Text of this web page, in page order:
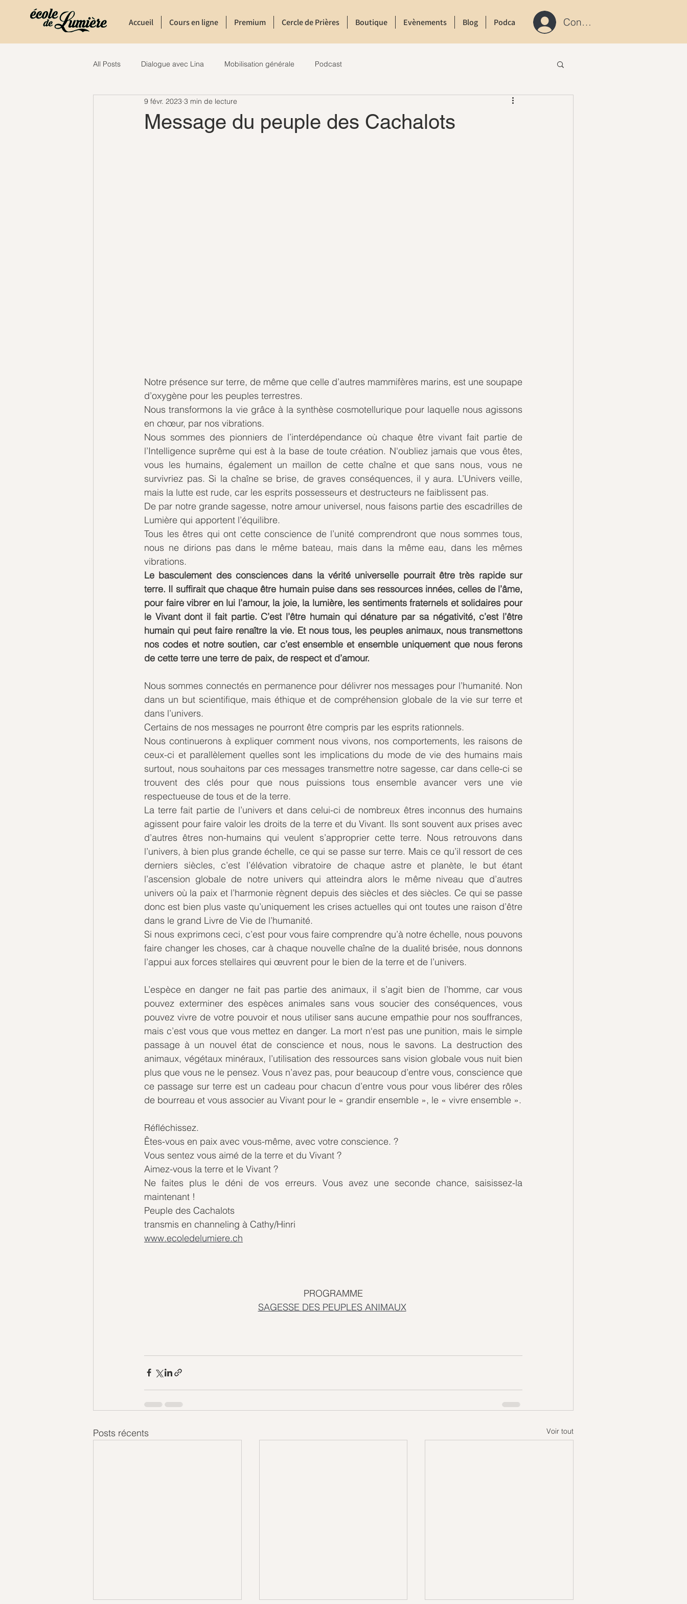
Accueil Cours en ligne Premium Cercle de Prières Boutique Evènements Blog Podcast ContactConnexion / S'inscrire
All Posts Dialogue avec Lina Mobilisation générale Podcast
Message du peuple des Cachalots
9 févr. 2023 3 min de lecture
Notre présence sur terre, de même que celle d’autres mammifères marins, est une soupape
d’oxygène pour les peuples terrestres.
Nous transformons la vie grâce à la synthèse cosmotellurique pour laquelle nous agissons
en chœur, par nos vibrations.
Nous sommes des pionniers de l’interdépendance où chaque être vivant fait partie de
l’Intelligence suprême qui est à la base de toute création. N'oubliez jamais que vous êtes,
vous les humains, également un maillon de cette chaîne et que sans nous, vous ne
survivriez pas. Si la chaîne se brise, de graves conséquences, il y aura. L’Univers veille,
mais la lutte est rude, car les esprits possesseurs et destructeurs ne faiblissent pas.
De par notre grande sagesse, notre amour universel, nous faisons partie des escadrilles de
Lumière qui apportent l’équilibre.
Tous les êtres qui ont cette conscience de l’unité comprendront que nous sommes tous,
nous ne dirions pas dans le même bateau, mais dans la même eau, dans les mêmes
vibrations.
Le basculement des consciences dans la vérité universelle pourrait être très rapide sur
terre. Il suffirait que chaque être humain puise dans ses ressources innées, celles de l’âme,
pour faire vibrer en lui l’amour, la joie, la lumière, les sentiments fraternels et solidaires pour
le Vivant dont il fait partie. C’est l’être humain qui dénature par sa négativité, c’est l’être
humain qui peut faire renaître la vie. Et nous tous, les peuples animaux, nous transmettons
nos codes et notre soutien, car c’est ensemble et ensemble uniquement que nous ferons
de cette terre une terre de paix, de respect et d’amour.
Nous sommes connectés en permanence pour délivrer nos messages pour l’humanité. Non
dans un but scientifique, mais éthique et de compréhension globale de la vie sur terre et
dans l’univers.
Certains de nos messages ne pourront être compris par les esprits rationnels.
Nous continuerons à expliquer comment nous vivons, nos comportements, les raisons de
ceux-ci et parallèlement quelles sont les implications du mode de vie des humains mais
surtout, nous souhaitons par ces messages transmettre notre sagesse, car dans celle-ci se
trouvent des clés pour que nous puissions tous ensemble avancer vers une vie
respectueuse de tous et de la terre.
La terre fait partie de l’univers et dans celui-ci de nombreux êtres inconnus des humains
agissent pour faire valoir les droits de la terre et du Vivant. Ils sont souvent aux prises avec
d’autres êtres non-humains qui veulent s’approprier cette terre. Nous retrouvons dans
l’univers, à bien plus grande échelle, ce qui se passe sur terre. Mais ce qu’il ressort de ces
derniers siècles, c’est l’élévation vibratoire de chaque astre et planète, le but étant
l’ascension globale de notre univers qui atteindra alors le même niveau que d’autres
univers où la paix et l’harmonie règnent depuis des siècles et des siècles. Ce qui se passe
donc est bien plus vaste qu’uniquement les crises actuelles qui ont toutes une raison d’être
dans le grand Livre de Vie de l’humanité.
Si nous exprimons ceci, c’est pour vous faire comprendre qu’à notre échelle, nous pouvons
faire changer les choses, car à chaque nouvelle chaîne de la dualité brisée, nous donnons
l’appui aux forces stellaires qui œuvrent pour le bien de la terre et de l’univers.
L’espèce en danger ne fait pas partie des animaux, il s’agit bien de l’homme, car vous
pouvez exterminer des espèces animales sans vous soucier des conséquences, vous
pouvez vivre de votre pouvoir et nous utiliser sans aucune empathie pour nos souffrances,
mais c’est vous que vous mettez en danger. La mort n‘est pas une punition, mais le simple
passage à un nouvel état de conscience et nous, nous le savons. La destruction des
animaux, végétaux minéraux, l’utilisation des ressources sans vision globale vous nuit bien
plus que vous ne le pensez. Vous n’avez pas, pour beaucoup d’entre vous, conscience que
ce passage sur terre est un cadeau pour chacun d’entre vous pour vous libérer des rôles
Réfléchissez.
Êtes-vous en paix avec vous-même, avec votre conscience. ?
Vous sentez vous aimé de la terre et du Vivant ?
Aimez-vous la terre et le Vivant ?
Ne faites plus le déni de vos erreurs. Vous avez une seconde chance, saisissez-la
maintenant !
Peuple des Cachalots
transmis en channeling à Cathy/Hinri
www.ecoledelumiere.ch
PROGRAMME
SAGESSE DES PEUPLES ANIMAUX
Posts récents Voir tout